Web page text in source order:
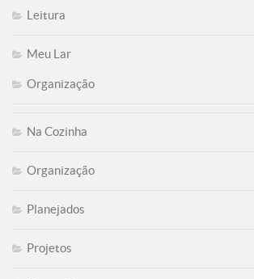
Leitura
Meu Lar
Organização
Na Cozinha
Organização
Planejados
Projetos